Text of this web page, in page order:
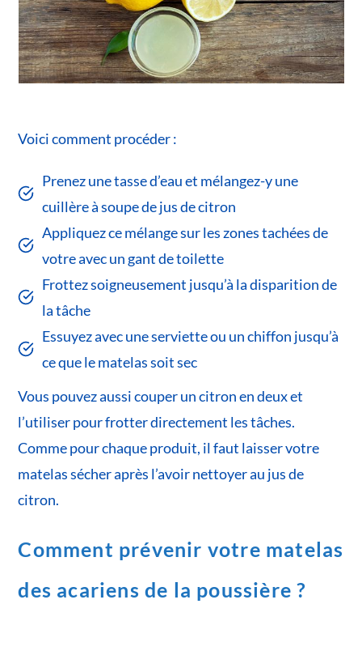
Voici comment procéder :
Prenez une tasse d’eau et mélangez-y une
cuillère à soupe de jus de citron
Appliquez ce mélange sur les zones tachées de
votre avec un gant de toilette
Frottez soigneusement jusqu’à la disparition de
la tâche
Essuyez avec une serviette ou un chiffon jusqu’à
ce que le matelas soit sec
Vous pouvez aussi couper un citron en deux et
l’utiliser pour frotter directement les tâches.
Comme pour chaque produit, il faut laisser votre
matelas sécher après l’avoir nettoyer au jus de
citron.
Comment prévenir votre matelas
des acariens de la poussière ?